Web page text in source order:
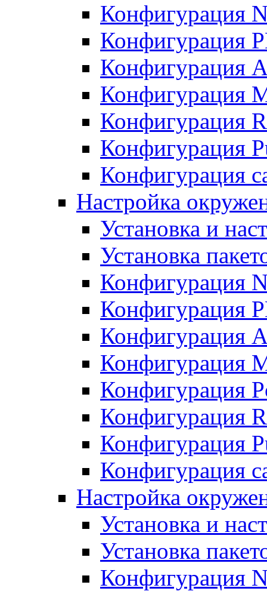
Конфигурация
Конфигурация
Конфигурация
Конфигурация
Конфигурация
Конфигурация
Конфигурация
Настройка
Установка и
Установка
Конфигурация
Конфигурация
Конфигурация
Конфигурация
Конфигурация
Конфигурация
Конфигурация
Конфигурация
Настройка
Установка и
Установка
Конфигурация